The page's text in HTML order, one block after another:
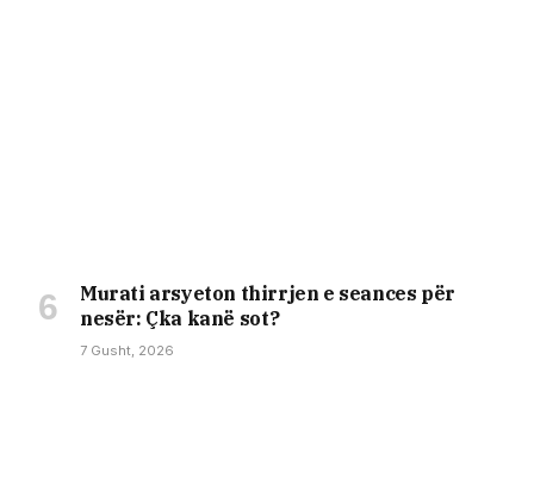
Murati arsyeton thirrjen e seances për
nesër: Çka kanë sot?
7 Gusht, 2026